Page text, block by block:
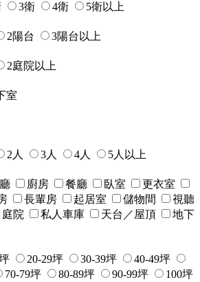
3衛 4衛
5衛以上
2陽台
3陽台以上
2庭院以上
室
2人 3人 4人
5人以上
廚房 餐廳 臥室
更衣室
長輩房 起居室 儲物間
視聽
庭院 私人車庫 天台／屋頂
地下
20-29坪 30-39坪
40-49坪
70-79坪 80-89坪 90-99坪
100坪